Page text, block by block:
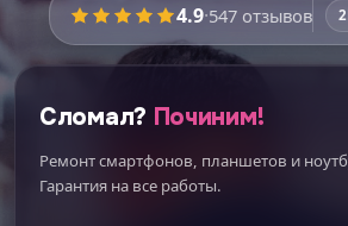
4.9·547 отзывов
Сломал? Починим!
Ремонт смартфонов, планшетов и
Гарантия на все работы.